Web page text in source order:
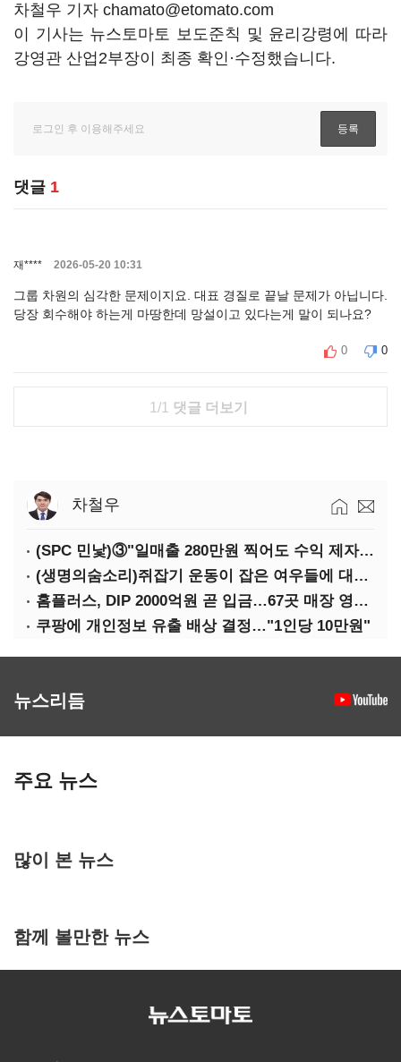
차철우 기자 chamato@etomato.com
이 기사는 뉴스토마토 보도준칙 및 윤리강령에 따라
강영관 산업2부장이 최종 확인·수정했습니다.
댓글 1
재**** 2026-05-20 10:31
그룹 차원의 심각한 문제이지요. 대표 경질로 끝날 문제가 아닙니다.
당장 회수해야 하는게 마땅한데 망설이고 있다는게 말이 되나요?
0 0
1/1 댓글 더보기
차철우
(SPC 민낯)③"일매출 280만원 찍어도 수익 제자리"…점주 울리는 '상시 할인'
(생명의숨소리)쥐잡기 운동이 잡은 여우들에 대하여
홈플러스, DIP 2000억원 곧 입금…67곳 매장 영업 재개 예정
쿠팡에 개인정보 유출 배상 결정…"1인당 10만원"
뉴스리듬
주요 뉴스
많이 본 뉴스
함께 볼만한 뉴스